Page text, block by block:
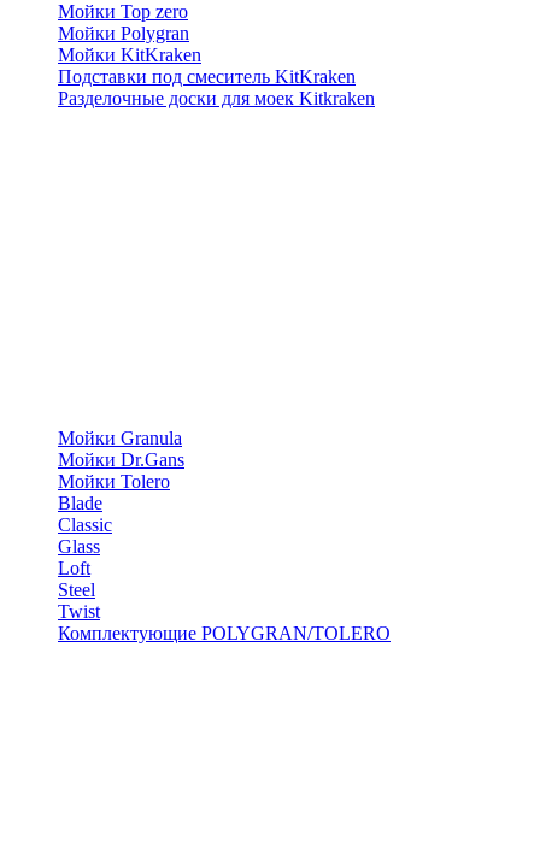
Мойки Top zero
Мойки Polygran
Мойки KitKraken
Подставки под смеситель KitKraken
Разделочные доски для моек Kitkraken
Мойки Granula
Мойки Dr.Gans
Мойки Tolero
Blade
Classic
Glass
Loft
Steel
Twist
Комплектующие POLYGRAN/TOLERO